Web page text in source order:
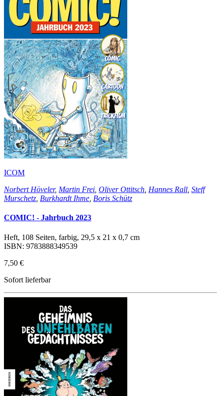
ICOM
Norbert Höveler, Martin Frei Oliver Ottitsch Hannes Rall Steff
Murschetz Burkhardt Ihme Boris Schütz
COMIC! - Jahrbuch 2023
Heft, 108 Seiten, farbig, 29,5 x 21 x 0,7 cm
ISBN: 9783888349539
7,50 €
Sofort lieferbar